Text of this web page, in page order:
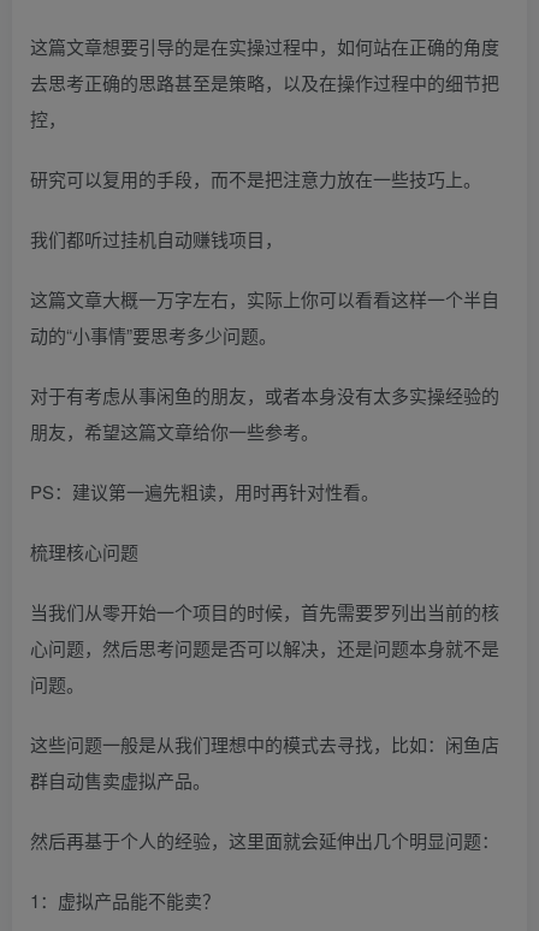
这篇文章想要引导的是在实操过程中，如何站在正确的角度
去思考正确的思路甚至是策略，以及在操作过程中的细节把
控，
研究可以复用的手段，而不是把注意力放在一些技巧上。
我们都听过挂机自动赚钱项目，
这篇文章大概一万字左右，实际上你可以看看这样一个半自
动的“小事情”要思考多少问题。
对于有考虑从事闲鱼的朋友，或者本身没有太多实操经验的
朋友，希望这篇文章给你一些参考。
PS：建议第一遍先粗读，用时再针对性看。
梳理核心问题
当我们从零开始一个项目的时候，首先需要罗列出当前的核
心问题，然后思考问题是否可以解决，还是问题本身就不是
问题。
这些问题一般是从我们理想中的模式去寻找，比如：闲鱼店
群自动售卖虚拟产品。
然后再基于个人的经验，这里面就会延伸出几个明显问题：
1：虚拟产品能不能卖？